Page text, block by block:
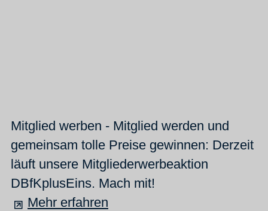
Mitglied werben - Mitglied werden und
gemeinsam tolle Preise gewinnen: Derzeit
läuft unsere Mitgliederwerbeaktion
DBfKplusEins. Mach mit!
Mehr erfahren